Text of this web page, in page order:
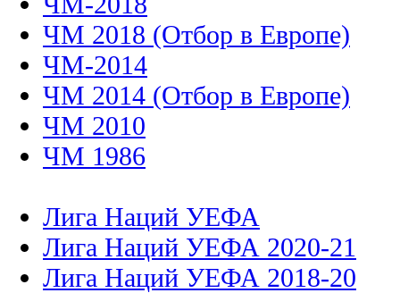
ЧМ 2018 (Отбор в Европе)
ЧМ-2014
ЧМ 2014 (Отбор в Европе)
ЧМ 2010
ЧМ 1986
Лига Наций УЕФА
Лига Наций УЕФА 2020-21
Лига Наций УЕФА 2018-20